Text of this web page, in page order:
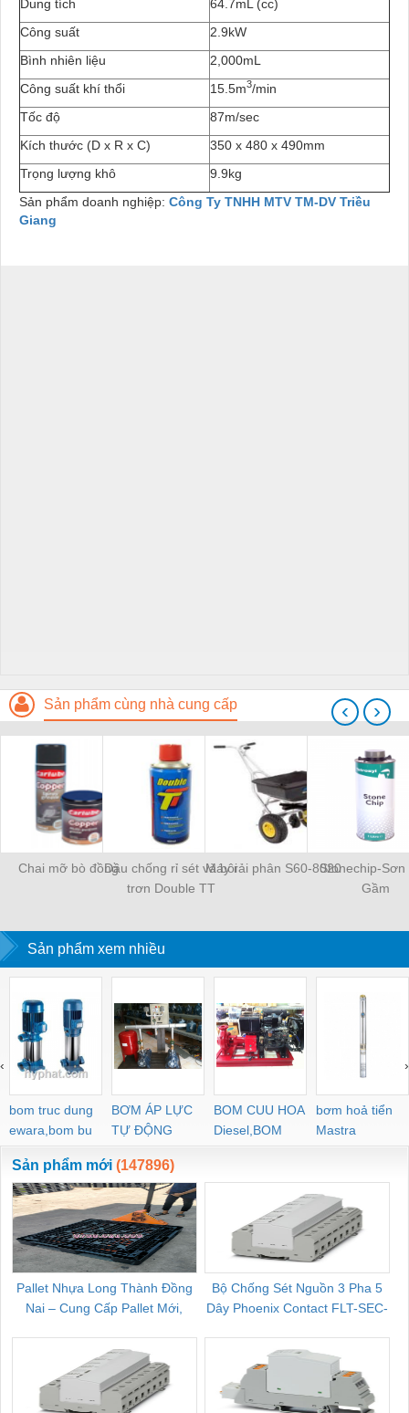
Dung tích
64.7mL (cc)
Công suất
2.9kW
Bình nhiên liệu
2,000mL
Công suất khí thổi
15.5m3/min
Tốc độ
87m/sec
Kích thước (D x R x C)
350 x 480 x 490mm
Trọng lượng khô
9.9kg
Sản phẩm doanh nghiệp: Công Ty TNHH MTV TM-DV Triều
Giang
Sản phẩm cùng nhà cung cấp
Chai mỡ bò đồngDầu chống rỉ sét và bôi
trơn Double TT
Máy rải phân S60-8020Stonechip-Sơn
Gầm
‹ ›
Sản phẩm xem nhiều
bom truc dung
ewara,bom bu
ewara
BƠM ÁP LỰC
TỰ ĐỘNG
BOM CUU HOA
Diesel,BOM
CHUA CHAY
bơm hoả tiển
Mastra
‹ ›
Sản phẩm mới (147896)
Pallet Nhựa Long Thành Đồng
Nai – Cung Cấp Pallet Mới,
Bộ Chống Sét Nguồn 3 Pha 5
Dây Phoenix Contact FLT-SEC-